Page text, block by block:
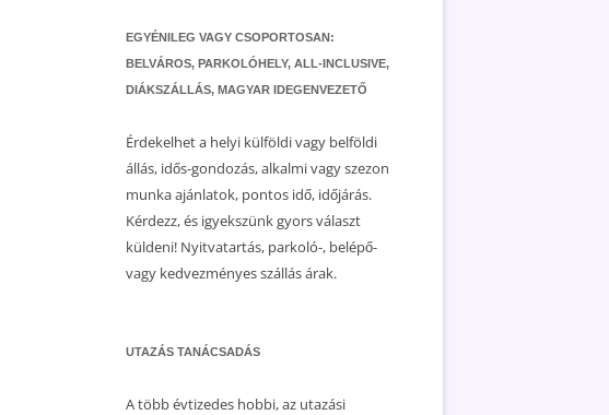
EGYÉNILEG VAGY CSOPORTOSAN:
BELVÁROS, PARKOLÓHELY, ALL-INCLUSIVE,
DIÁKSZÁLLÁS, MAGYAR IDEGENVEZETŐ
Érdekelhet a helyi külföldi vagy belföldi
állás, idős-gondozás, alkalmi vagy szezon
munka ajánlatok, pontos idő, időjárás.
Kérdezz, és igyekszünk gyors választ
küldeni! Nyitvatartás, parkoló-, belépő-
vagy kedvezményes szállás árak.
UTAZÁS TANÁCSADÁS
A több évtizedes hobbi, az utazási